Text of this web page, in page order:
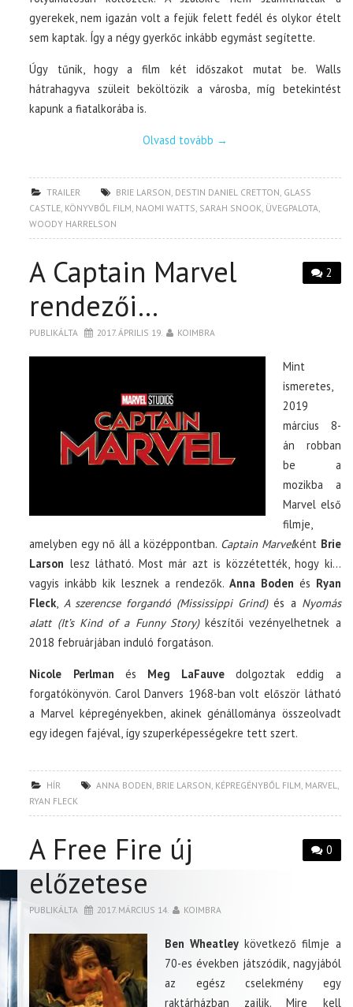
gyerekek, nem igazán volt a fejük felett fedél és olykor ételt
sem kaptak. Így a négy gyerkőc inkább egymást segítette.
Úgy tűnik, hogy a film két időszakot mutat be. Walls
hátrahagyva szüleit beköltözik a városba, míg betekintést
kapunk a fiatalkorába is.
Olvasd tovább →
TRAILER BRIE LARSON, DESTIN DANIEL CRETTON, GLASS
CASTLE, KÖNYVBŐL FILM, NAOMI WATTS, SARAH SNOOK, ÜVEGPALOTA,
WOODY HARRELSON
2
A Captain Marvel
rendezői…
PUBLIKÁLTA 2017. ÁPRILIS 19. KOIMBRA
Mint
ismeretes,
2019
március 8-
án robban
be a
mozikba a
Marvel első
filmje,
amelyben egy nő áll a középpontban. Captain Marvelként Brie
Larson lesz látható. Most már azt is közzétették, hogy ki…
vagyis inkább kik lesznek a rendezők. Anna Boden és Ryan
Fleck, A szerencse forgandó (Mississippi Grind)és a Nyomás
alatt (It’s Kind of a Funny Story)készítői vezényelhetnek a
2018 februárjában induló forgatáson.
Nicole Perlman és Meg LaFauve dolgoztak eddig a
forgatókönyvön. Carol Danvers 1968-ban volt először látható
a Marvel képregényekben, akinek génállománya összeolvadt
egy idegen fajéval, így szuperképességekre tett szert.
HÍR ANNA BODEN, BRIE LARSON, KÉPREGÉNYBŐL FILM, MARVEL,
RYAN FLECK
0
A Free Fire új
előzetese
PUBLIKÁLTA 2017. MÁRCIUS 14. KOIMBRA
Ben Wheatley következő filmje a
70-es években játszódik, nagyjából
az egész cselekmény egy
raktárházban zajlik. Mire kell